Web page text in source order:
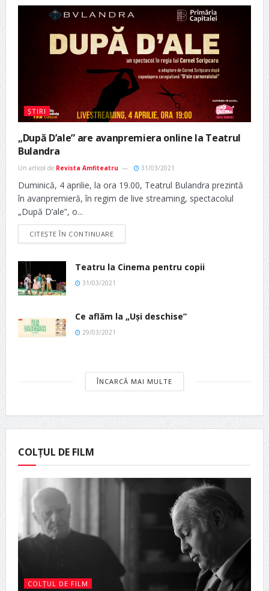
ȘTIRI
„După D’ale” are avanpremiera online la Teatrul
Bulandra
Un articol de Revista Amfiteatru 31/03/2021
Duminică, 4 aprilie, la ora 19.00, Teatrul Bulandra prezintă
în avanpremieră, în regim de live streaming, spectacolul
„După D’ale”, o...
CITEȘTE ÎN CONTINUARE
Teatru la Cinema pentru copii
31/03/2021
Ce aflăm la „Uși deschise”
29/03/2021
ÎNCARCĂ MAI MULTE
COLȚUL DE FILM
COLȚUL DE FILM